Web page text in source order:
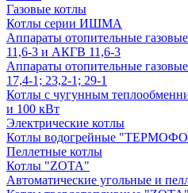
Газовые котлы
Котлы серии ИШМА
Аппараты отопительные
11,6-3 и АКГВ 11,6-3
Аппараты отопительные
17,4-1; 23,2-1; 29-1
Котлы с чугунным
и 100 кВт
Электрические котлы
Котлы водогрейные
Пеллетные котлы
Котлы "ZOTA"
Автоматические угольные и